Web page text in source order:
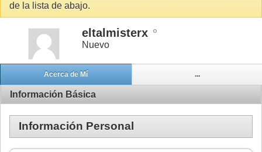
de la lista de abajo.
eltalmisterx
Nuevo
Acerca de Mí ...
Información Básica
Información Personal